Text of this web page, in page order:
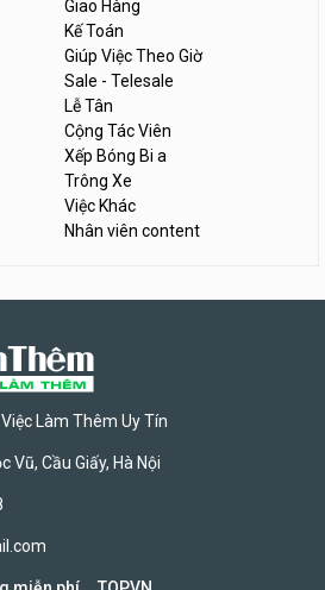
Giao Hàng
Kế Toán
Giúp Việc Theo Giờ
Sale - Telesale
Lễ Tân
Cộng Tác Viên
Xếp Bóng Bi a
Trông Xe
Việc Khác
Nhân viên content
Làm Thêm Uy Tín
Vũ, Cầu Giấy, Hà Nội